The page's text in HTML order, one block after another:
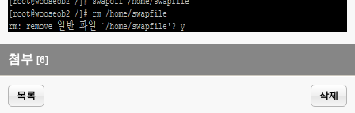
첨부 [6]
목록 삭제